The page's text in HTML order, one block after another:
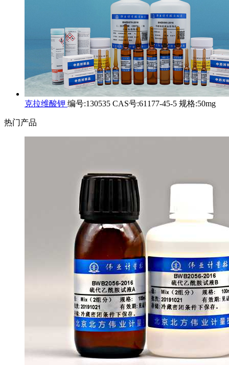
克拉维酸钾 编号:130535 CAS号:61177-45-5 规格:50mg
热门产品